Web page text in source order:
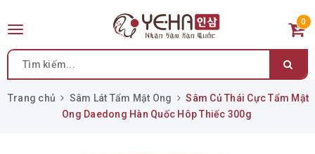
Toggle
0
Trang chủ Sâm Lát Tẩm Mật Ong
Sâm Củ Thái Cực Tẩm Mật
Ong Daedong Hàn Quốc Hôp Thiếc 300g